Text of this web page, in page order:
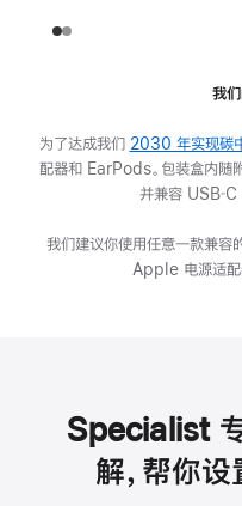
我们
为了达成我们 2030 年实现碳
配器和 EarPods。包装盒内随
并兼容 USB‑C
我们建议你使用任意一款兼容
Apple 电源适配
Specialist
解，帮你设